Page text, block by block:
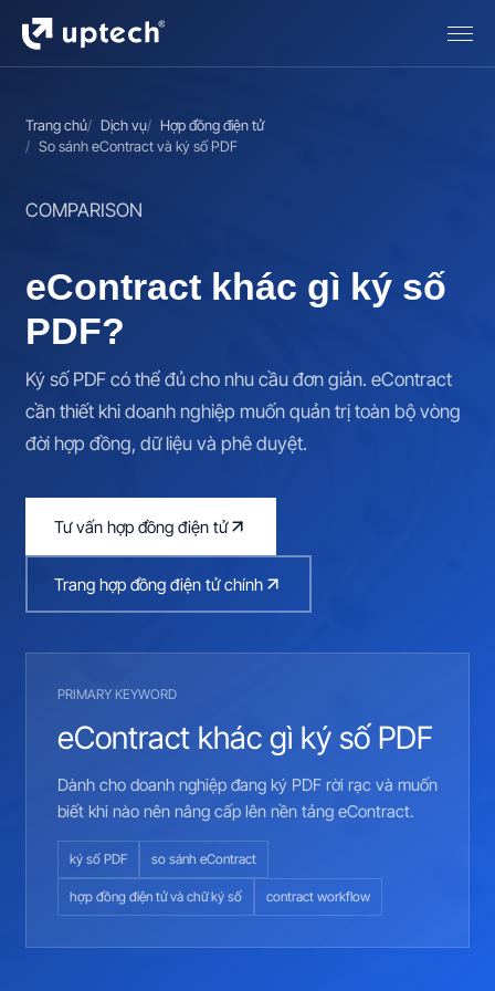
Trang chủ Dịch vụ
Hợp đồng điện tử
So sánh eContract và ký số PDF
COMPARISON
eContract khác gì ký số
PDF?
Ký số PDF có thể đủ cho nhu cầu đơn giản. eContract
cần thiết khi doanh nghiệp muốn quản trị toàn bộ vòng
đời hợp đồng, dữ liệu và phê duyệt.
Tư vấn hợp đồng điện tử
Trang hợp đồng điện tử chính
PRIMARY KEYWORD
eContract khác gì ký số PDF
Dành cho doanh nghiệp đang ký PDF rời rạc và muốn
biết khi nào nên nâng cấp lên nền tảng eContract.
ký số PDF so sánh eContract
hợp đồng điện tử và chữ ký số contract workflow